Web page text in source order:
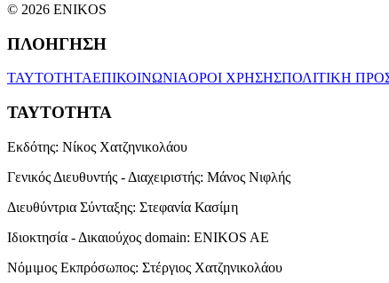
© 2026 ENIKOS
ΠΛΟΗΓΗΣΗ
ΤΑΥΤΟΤΗΤΑΕΠΙΚΟΙΝΩΝΙΑΟΡΟΙ ΧΡΗΣΗΣΠΟΛΙΤΙΚΗ
ΤΑΥΤΟΤΗΤΑ
Εκδότης: Νίκος Χατζηνικολάου
Γενικός Διευθυντής - Διαχειριστής: Μάνος Νιφλής
Διευθύντρια Σύνταξης: Στεφανία Κασίμη
Ιδιοκτησία - Δικαιούχος domain: ENIKOS AE
Νόμιμος Εκπρόσωπος: Στέργιος Χατζηνικολάου